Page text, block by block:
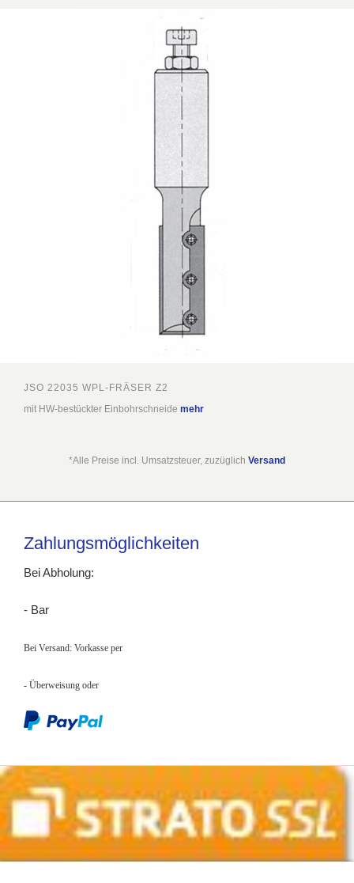
JSO 22035 WPL-FRÄSER Z2
mit HW-bestückter Einbohrschneide mehr
*Alle Preise incl. Umsatzsteuer, zuzüglich Versand
Zahlungsmöglichkeiten
Bei Abholung:
- Bar
Bei Versand: Vorkasse per
- Überweisung oder